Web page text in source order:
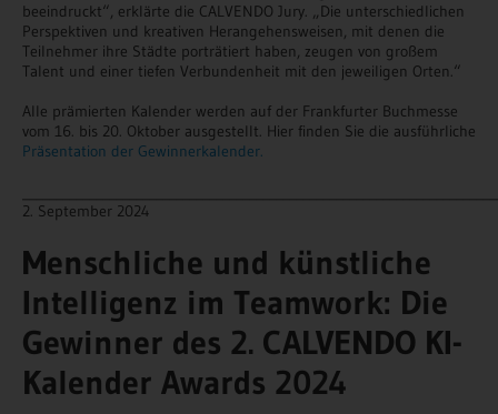
beeindruckt“, erklärte die CALVENDO Jury. „Die unterschiedlichen
Perspektiven und kreativen Herangehensweisen, mit denen die
Teilnehmer ihre Städte porträtiert haben, zeugen von großem
Talent und einer tiefen Verbundenheit mit den jeweiligen Orten.“
Alle prämierten Kalender werden auf der Frankfurter Buchmesse
vom 16. bis 20. Oktober ausgestellt. Hier finden Sie die ausführliche
Präsentation der Gewinnerkalender.
2. September 2024
Menschliche und künstliche
Intelligenz im Teamwork: Die
Gewinner des 2. CALVENDO KI-
Kalender Awards 2024